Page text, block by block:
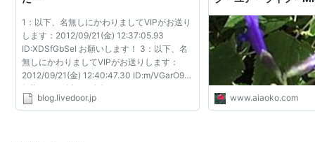
1：以下、名無しにかわりましてVIPがお送り
します：2012/09/21(金) 12:37:05.93
ID:XDSfGbSeI お願いします！ 3：以下、名
無しにかわりましてVIPがお送りします：
2012/09/21(金) 12:40:47.30 ID:m/VGarO90
何期だっけ 以下、名無しにかわりましてVIP
がお送りします：2012/09/21(金)
blog.livedoor.jp
日幸せを感じる「懐
い出」と「終活」
www.aiaoko.com